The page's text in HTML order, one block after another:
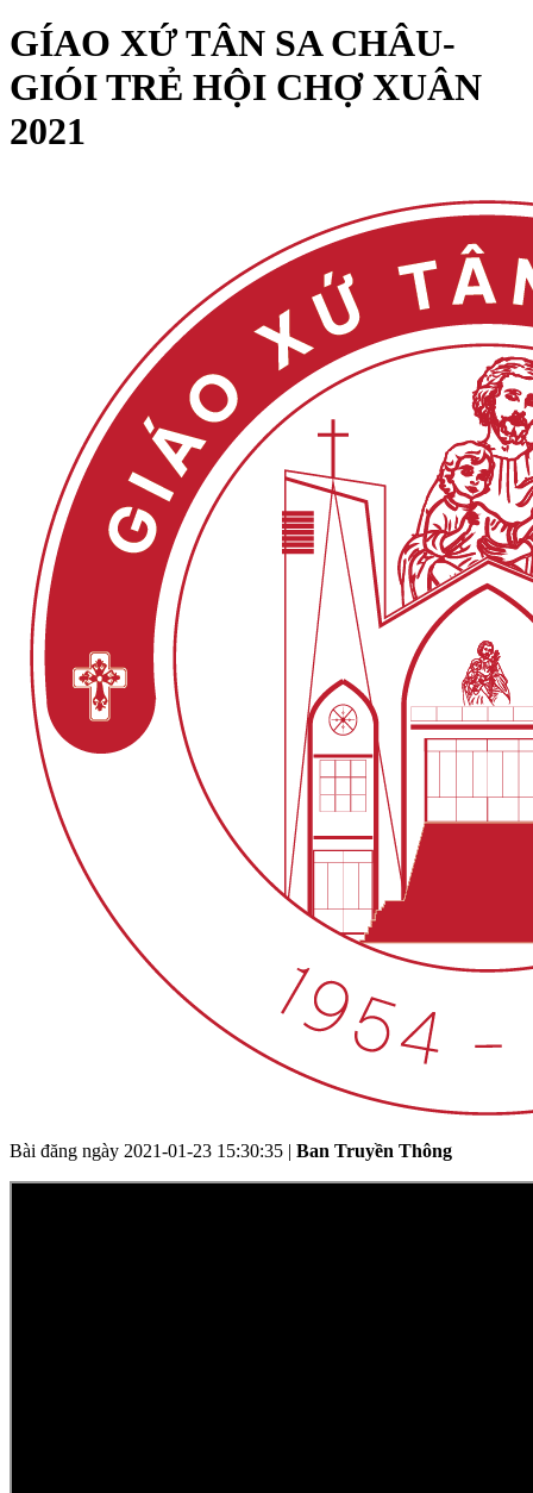
GÍAO XỨ TÂN SA CHÂU-
GIÓI TRẺ HỘI CHỢ XUÂN
2021
Bài đăng ngày 2021-01-23 15:30:35 | Ban Truyền Thông